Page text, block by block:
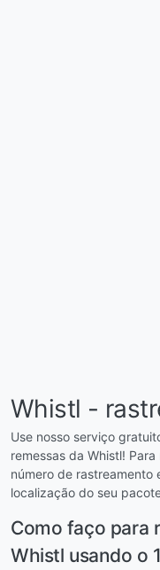
Whistl -
Use nosso serviço
remessas da Whistl!
número de rastreamento
localização do seu
Como faço para
Whistl usando o